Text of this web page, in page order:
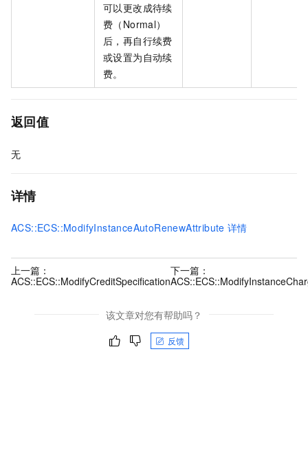
可以更改成待续
费（Normal）
后，再自行续费
或设置为自动续
费。
返回值
无
详情
ACS::ECS::ModifyInstanceAutoRenewAttribute 详情
上一篇：
ACS::ECS::ModifyCreditSpecification
下一篇：
该文章对您有帮助吗？
反馈